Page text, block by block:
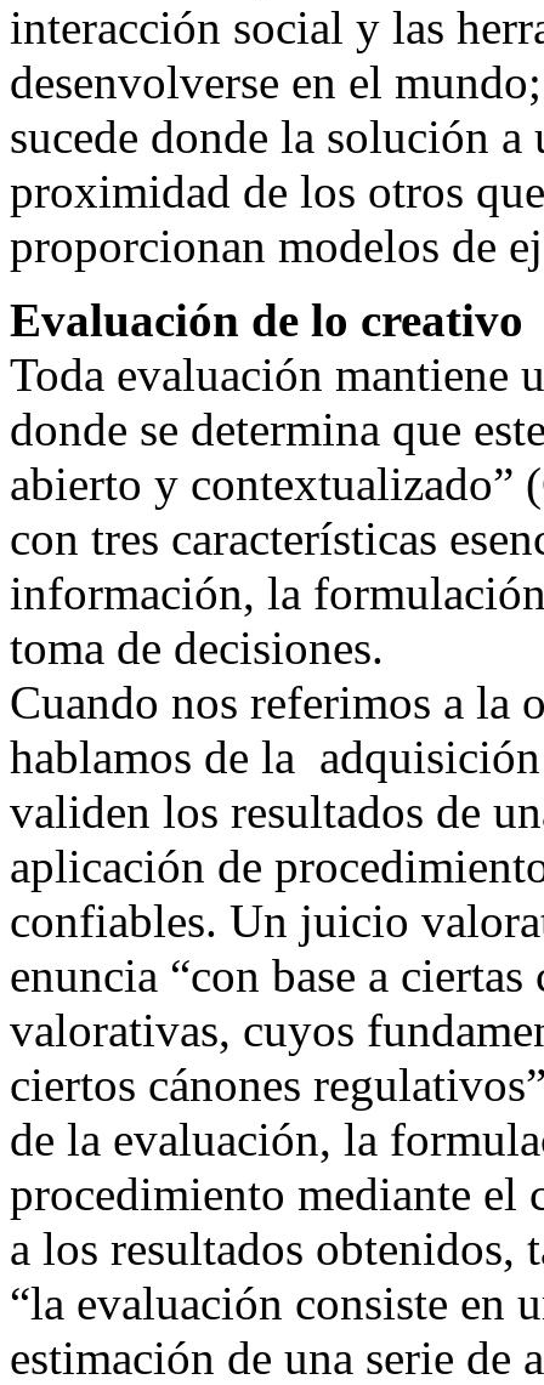
interacción social y las
desenvolverse en el
sucede donde la solución
proximidad de los otros
proporcionan modelos de
Evaluación de lo creativo
Toda evaluación mantiene
donde se determina que
abierto y
con tres características
información, la
toma de decisiones.
Cuando nos referimos a la
hablamos de la
validen los resultados de
aplicación de
confiables. Un juicio
enuncia “con base a
valorativas, cuyos
ciertos cánones
de la evaluación, la
procedimiento mediante el
a los resultados
“la evaluación consiste en
estimación de una serie de